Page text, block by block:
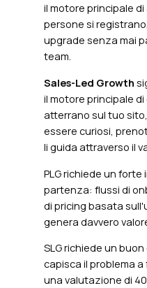
il motore principale
persone si
upgrade senza mai
team.
Sales-Led Growth
il motore principale
atterrano sul tuo
essere curiosi,
li guida attraverso il
PLG richiede un
partenza: flussi di
di pricing basata
genera davvero
SLG richiede un
capisca il problema
una valutazione di